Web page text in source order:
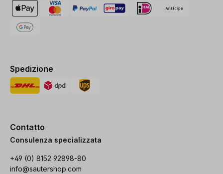
Spedizione
Contatto
Consulenza specializzata
+49 (0) 8152 92898-80
info@sautershop.com